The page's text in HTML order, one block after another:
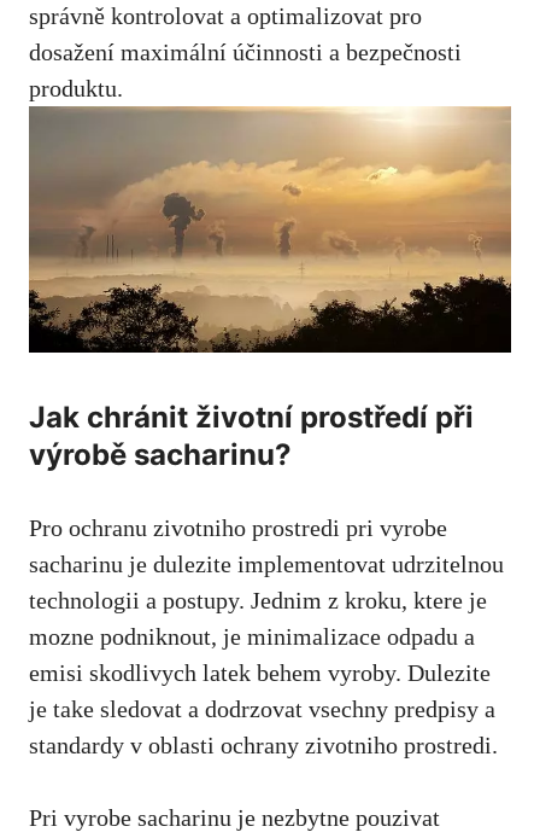
správně kontrolovat a ‌optimalizovat​ pro
dosažení maximální účinnosti a bezpečnosti
produktu.
Jak chránit životní ‌prostředí při
výrobě ⁣sacharinu?
Pro ochranu zivotniho prostredi pri ​vyrobe⁢
sacharinu je dulezite implementovat udrzitelnou
technologii a postupy. Jednim z kroku, ktere je
mozne podniknout, je minimalizace odpadu a
emisi skodlivych latek behem vyroby. Dulezite⁣
je take sledovat a dodrzovat vsechny predpisy a ​
standardy v oblasti ochrany ​zivotniho prostredi.
Pri vyrobe sacharinu je nezbytne pouzivat